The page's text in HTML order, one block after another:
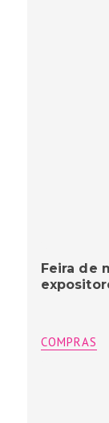
Feira de
COMPRAS